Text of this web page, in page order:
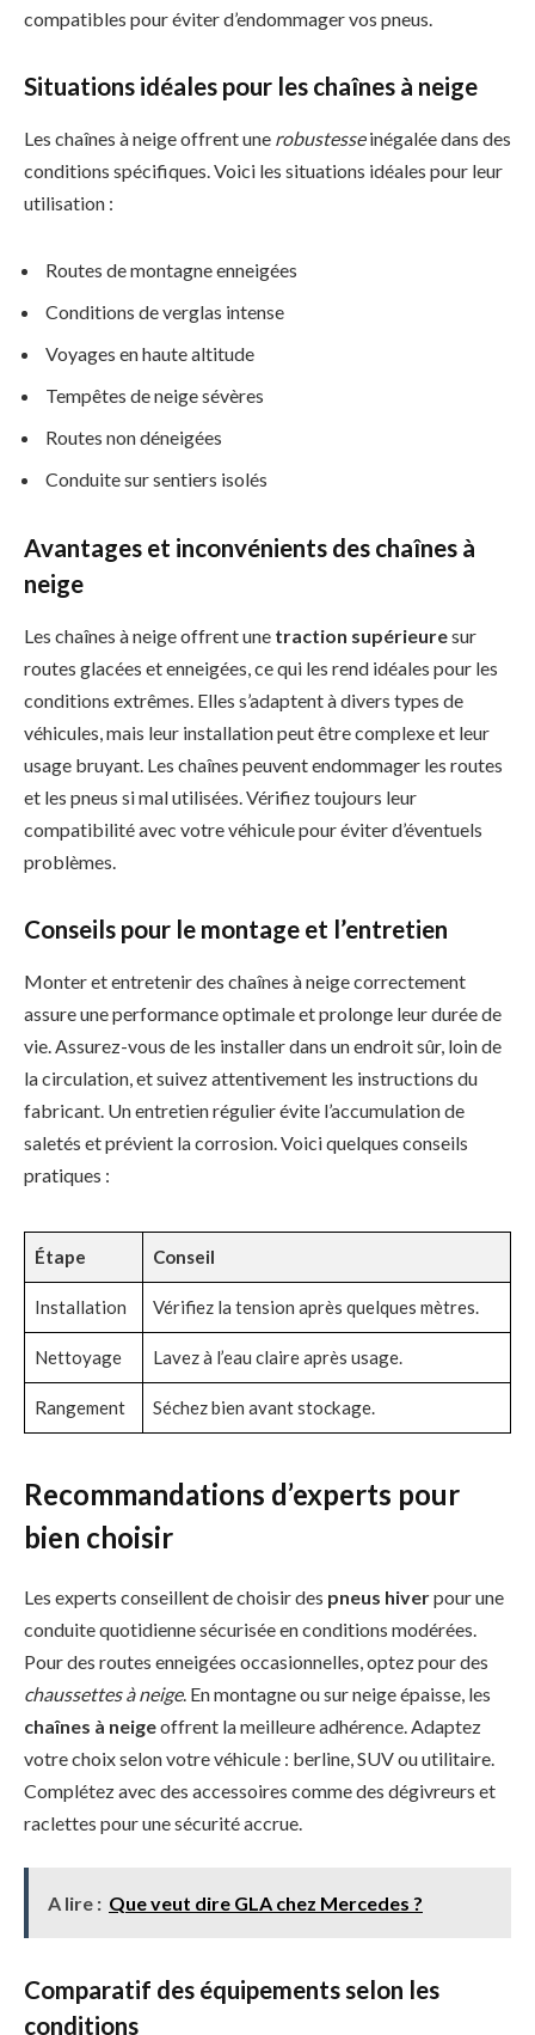
compatibles pour éviter d’endommager vos pneus.
Situations idéales pour les chaînes à neige
Les chaînes à neige offrent une robustesseinégalée dans des
conditions spécifiques. Voici les situations idéales pour leur
utilisation :
Routes de montagne enneigées
Conditions de verglas intense
Voyages en haute altitude
Tempêtes de neige sévères
Routes non déneigées
Conduite sur sentiers isolés
Avantages et inconvénients des chaînes à
neige
Les chaînes à neige offrent une traction supérieuresur
routes glacées et enneigées, ce qui les rend idéales pour les
conditions extrêmes. Elles s’adaptent à divers types de
véhicules, mais leur installation peut être complexe et leur
usage bruyant. Les chaînes peuvent endommager les routes
et les pneus si mal utilisées. Vérifiez toujours leur
compatibilité avec votre véhicule pour éviter d’éventuels
problèmes.
Conseils pour le montage et l’entretien
Monter et entretenir des chaînes à neige correctement
assure une performance optimale et prolonge leur durée de
vie. Assurez-vous de les installer dans un endroit sûr, loin de
la circulation, et suivez attentivement les instructions du
fabricant. Un entretien régulier évite l’accumulation de
saletés et prévient la corrosion. Voici quelques conseils
pratiques :
Étape Conseil
Installation Vérifiez la tension après quelques mètres.
Nettoyage Lavez à l’eau claire après usage.
Rangement Séchez bien avant stockage.
Recommandations d’experts pour
bien choisir
Les experts conseillent de choisir des pneus hiverpour une
conduite quotidienne sécurisée en conditions modérées.
Pour des routes enneigées occasionnelles, optez pour des
chaussettes à neige. En montagne ou sur neige épaisse, les
chaînes à neigeoffrent la meilleure adhérence. Adaptez
votre choix selon votre véhicule : berline, SUV ou utilitaire.
Complétez avec des accessoires comme des dégivreurs et
raclettes pour une sécurité accrue.
A lire : Que veut dire GLA chez Mercedes ?
Comparatif des équipements selon les
conditions